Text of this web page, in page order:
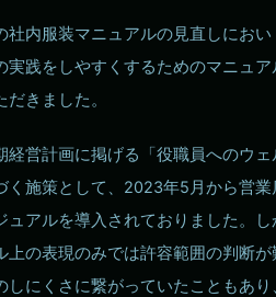
内服装マニュアルの見直しにおい
実践をしやすくするためのマニュア
きました。
営計画に掲げる「役職員へのウェ
く施策として、2023年5月から営業
ュアルを導入されておりました。し
上の表現のみでは許容範囲の判断が
しにくさに繋がっていたこともあり